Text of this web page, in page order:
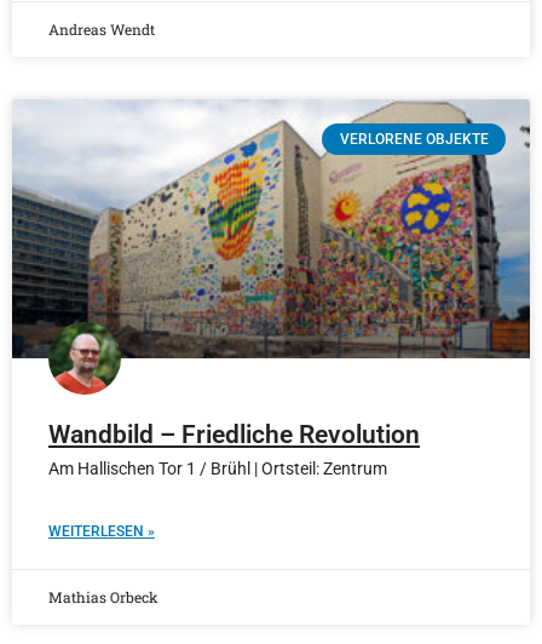
Andreas Wendt
VERLORENE OBJEKTE
Wandbild – Friedliche Revolution
Am Hallischen Tor 1 / Brühl | Ortsteil: Zentrum
WEITERLESEN »
Mathias Orbeck